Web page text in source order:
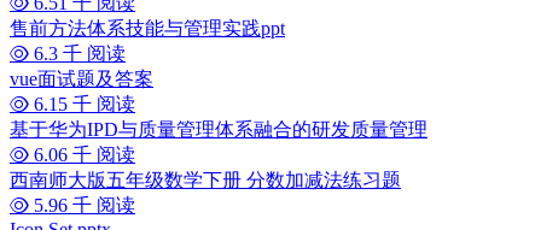
售前方法体系技能与管理实践ppt
6.3 千 阅读
vue面试题及答案
6.15 千 阅读
基于华为IPD与质量管理体系融合的研发质量管理
6.06 千 阅读
西南师大版五年级数学下册 分数加减法练习题
5.96 千 阅读